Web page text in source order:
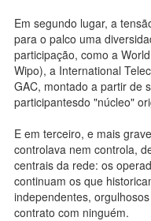
Em segundo lugar, a
para o palco uma
participação, como a
Wipo), a International
GAC, montado a partir de
participantesdo "núcleo"
E em terceiro, e mais
controlava nem controla,
centrais da rede: os
continuam os que
independentes,
contrato com ninguém.